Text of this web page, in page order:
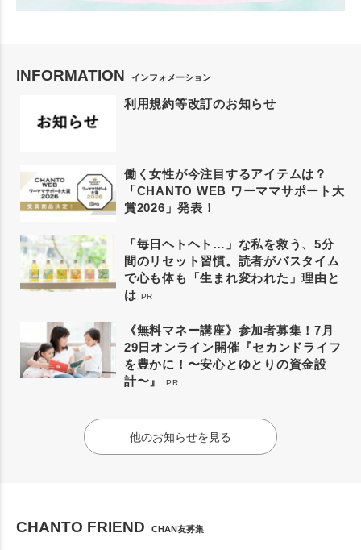
INFORMATION インフォメーション
利用規約等改訂のお知らせ
働く女性が今注目するアイテムは？
「CHANTO WEB ワーママサポート大
賞2026」発表！
「毎日ヘトヘト…」な私を救う、5分
間のリセット習慣。読者がバスタイム
で心も体も「生まれ変われた」理由と
は PR
《無料マネー講座》参加者募集！7月
29日オンライン開催『セカンドライフ
を豊かに！〜安心とゆとりの資金設
計〜』
PR
他のお知らせを見る
CHANTO FRIEND CHAN友募集